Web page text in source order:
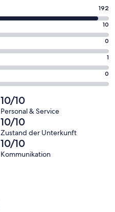
192
10
0
1
0
10/10
Personal & Service
10/10
Zustand der Unterkunft
10/10
Kommunikation